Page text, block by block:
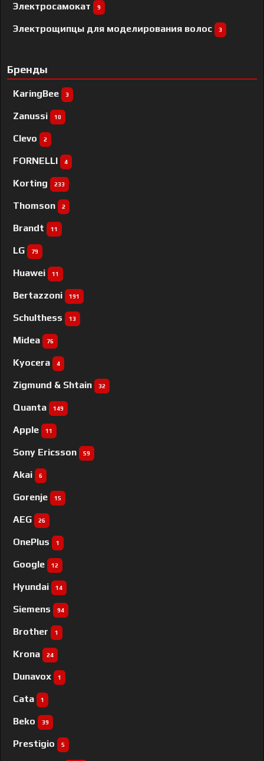
Электросамокат 9
Электрощипцы для моделирования волос 3
Бренды
KaringBee 3
Zanussi 10
Clevo 2
FORNELLI 4
Korting 233
Thomson 2
Brandt 11
LG 79
Huawei 11
Bertazzoni 191
Schulthess 13
Midea 76
Kyocera 4
Zigmund & Shtain 32
Quanta 149
Apple 11
Sony Ericsson 59
Akai 6
Gorenje 15
AEG 26
OnePlus 1
Google 12
Hyundai 14
Siemens 94
Brother 1
Krona 24
Dunavox 1
Cata 1
Beko 39
Prestigio 5